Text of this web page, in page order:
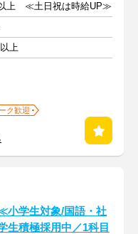
以上 ≪土日祝は時給UP≫
上
ク歓迎
小学生対象/国語・社
生積極採用中／1科目